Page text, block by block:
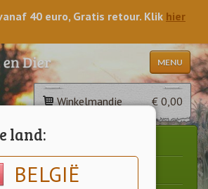
land:
BELGIË
40 euro, Gratis retour. Klik hier
MENU
Winkelmandje € 0,00